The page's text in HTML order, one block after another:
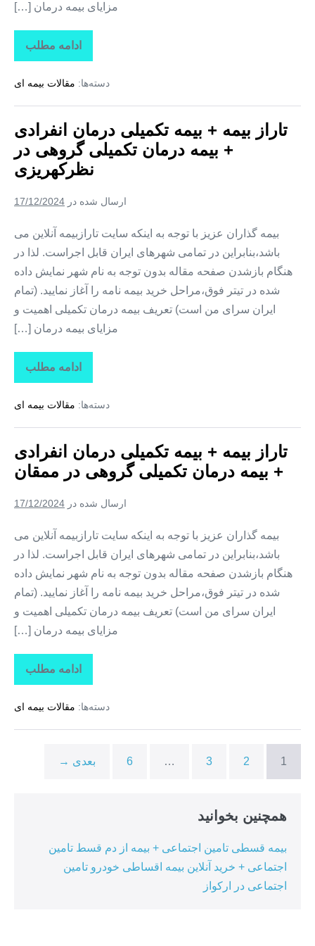
مزایای بیمه درمان […]
ادامه مطلب
تاراز
بیمه
بیمه
درمان
+
بیمه
درمان
تکمیلی
گروهی
وایقان
دسته‌ها: مقالات بیمه ای
تاراز بیمه + بیمه تکمیلی درمان انفرادی
+ بیمه درمان تکمیلی گروهی در
نظرکهریزی
ارسال شده در 17/12/2024
بیمه گذاران عزیز با توجه به اینکه سایت تارازبیمه آنلاین می
باشد،بنابراین در تمامی شهرهای ایران قابل اجراست. لذا در
هنگام بازشدن صفحه مقاله بدون توجه به نام شهر نمایش داده
شده در تیتر فوق،مراحل خرید بیمه نامه را آغاز نمایید. (تمام
ایران سرای من است) تعریف بیمه درمان تکمیلی اهمیت و
مزایای بیمه درمان […]
ادامه مطلب
تاراز
بیمه
بیمه
درمان
+
بیمه
درمان
در
دسته‌ها: مقالات بیمه ای
تاراز بیمه + بیمه تکمیلی درمان انفرادی
+ بیمه درمان تکمیلی گروهی در ممقان
ارسال شده در 17/12/2024
بیمه گذاران عزیز با توجه به اینکه سایت تارازبیمه آنلاین می
باشد،بنابراین در تمامی شهرهای ایران قابل اجراست. لذا در
هنگام بازشدن صفحه مقاله بدون توجه به نام شهر نمایش داده
شده در تیتر فوق،مراحل خرید بیمه نامه را آغاز نمایید. (تمام
ایران سرای من است) تعریف بیمه درمان تکمیلی اهمیت و
مزایای بیمه درمان […]
ادامه مطلب
تاراز
بیمه
بیمه
درمان
دسته‌ها: مقالات بیمه ای
1
2
3
…
6 بعدی →
همچنین بخوانید
بیمه قسطی تامین اجتماعی + بیمه از دم قسط تامین
اجتماعی + خرید آنلاین بیمه اقساطی خودرو تامین
اجتماعی در ارکواز